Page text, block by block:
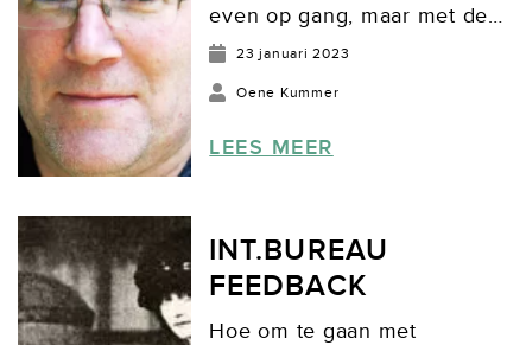
even op gang, maar met de
voortdurende oorlog in
etc. kan iedereen wel een
beetje mazzel gebruiken. Met
het bioscoopbezoek gaat het
beetje...
23 januari 2023
Oene Kummer
LEES MEER
INT.BUREAU
FEEDBACK
Hoe om te gaan met